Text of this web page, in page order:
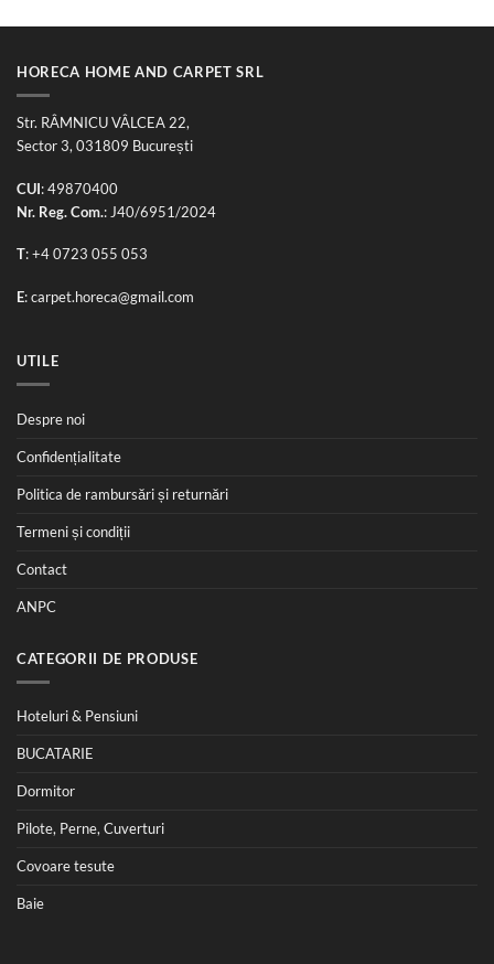
HORECA HOME AND CARPET SRL
Str. RÂMNICU VÂLCEA 22,
Sector 3, 031809 București
CUI: 49870400
Nr. Reg. Com.: J40/6951/2024
T:+4 0723 055 053
E:carpet.horeca@gmail.com
UTILE
Despre noi
Confidențialitate
Politica de rambursări și returnări
Termeni și condiții
Contact
ANPC
CATEGORII DE PRODUSE
Hoteluri & Pensiuni
BUCATARIE
Dormitor
Pilote, Perne, Cuverturi
Covoare tesute
Baie